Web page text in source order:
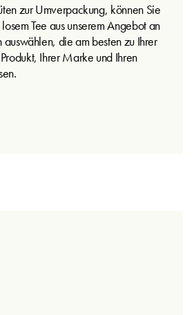
zur Umverpackung, können Sie
Tee aus unserem Angebot an
die am besten zu Ihrer
Ihrer Marke und Ihren